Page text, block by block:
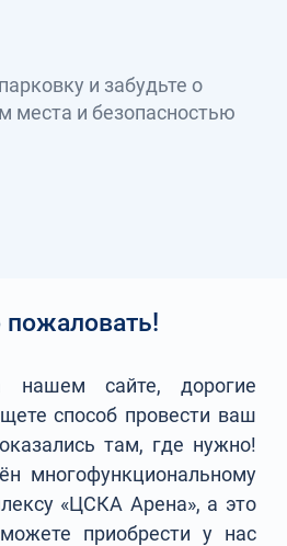
и забудьте о
места и безопасностью
нашем сайте, дорогие
способ провести ваш
там, где нужно!
многофункциональному
«ЦСКА Арена», а это
приобрести у нас